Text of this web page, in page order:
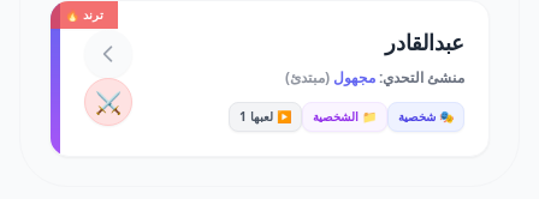
ترند 🔥
عبدالقادر
منشئ التحدي:مجهول (مبتدئ)
🎭 شخصية 📁 الشخصية ▶️ لعبها 1 ⚔️